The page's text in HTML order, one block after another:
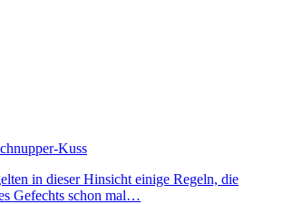
Kuss
in dieser Hinsicht einige Regeln, die
Gefechts schon mal…